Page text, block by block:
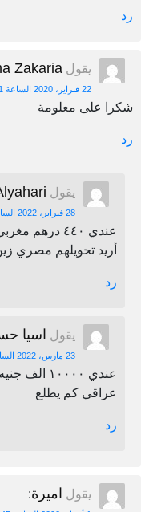
رد
يقول Zakaria
22 فبراير، 2020 الساعة 1:31 ص
شكرا على معلومة
رد
يقول
28 فبراير، 2022 الساعة 12:23 ص
عندي ٤٤٠ درهم مغربي
أريد تحويلهم مصري
رد
يقول اسيا
23 مارس، 2022 الساعة 11:17 ص
عندي
عراقي كم يطلع
رد
يقول اميرة: